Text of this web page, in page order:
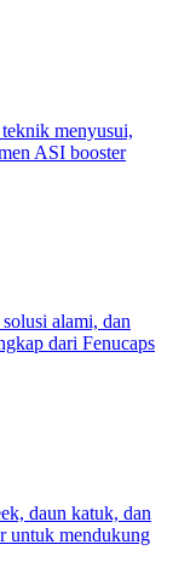
menyusui,
ASI booster
alami, dan
dari Fenucaps
daun katuk, dan
untuk mendukung